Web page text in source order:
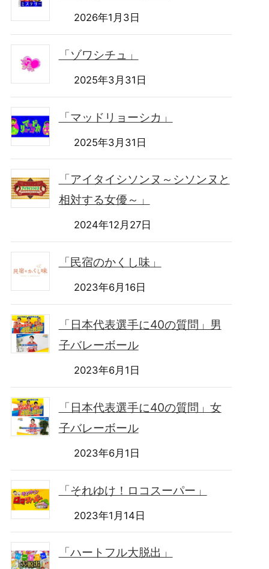
2026年1月3日
「ゾワシチュ」
2025年3月31日
「マッドリョーシカ」
2025年3月31日
「アイタイシソンヌ～シソンヌと
相対する女優～」
2024年12月27日
「民宿のかくし味」
2023年6月16日
「日本代表選手に40の質問」男
子バレーボール
2023年6月1日
「日本代表選手に40の質問」女
子バレーボール
2023年6月1日
「それゆけ！ロコスーパー」
2023年1月14日
「ハートフル大脱出」